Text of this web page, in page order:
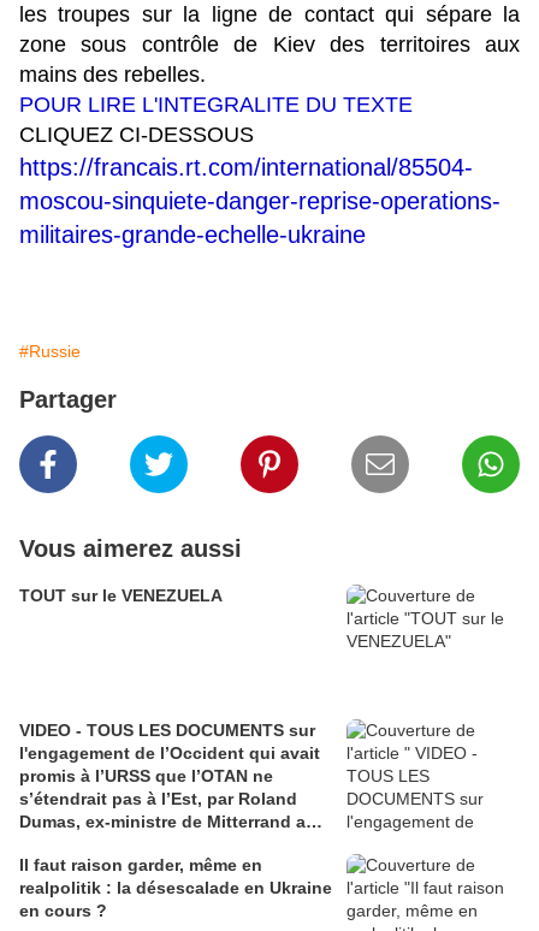
les troupes sur la ligne de contact qui sépare la
zone sous contrôle de Kiev des territoires aux
mains des rebelles.
POUR LIRE L'INTEGRALITE DU TEXTE
CLIQUEZ CI-DESSOUS
https://francais.rt.com/international/85504-
moscou-sinquiete-danger-reprise-operations-
militaires-grande-echelle-ukraine
#Russie
Partager
Vous aimerez aussi
TOUT sur le VENEZUELA
VIDEO - TOUS LES DOCUMENTS sur
l'engagement de l’Occident qui avait
promis à l’URSS que l’OTAN ne
s’étendrait pas à l’Est, par Roland
Dumas, ex-ministre de Mitterrand aux
Il faut raison garder, même en
realpolitik : la désescalade en Ukraine
en cours ?